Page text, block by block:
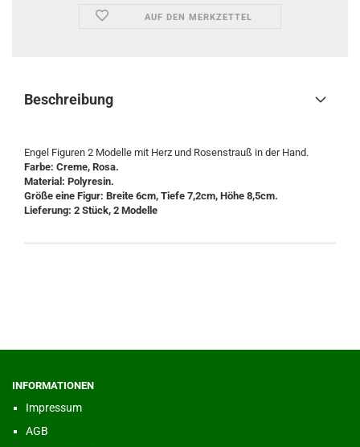
AUF DEN MERKZETTEL
Beschreibung
Engel Figuren 2 Modelle mit Herz und Rosenstrauß in der Hand.
Farbe: Creme, Rosa.
Material: Polyresin.
Größe eine Figur: Breite 6cm, Tiefe 7,2cm, Höhe 8,5cm.
Lieferung: 2 Stück, 2 Modelle
INFORMATIONEN
Impressum
AGB